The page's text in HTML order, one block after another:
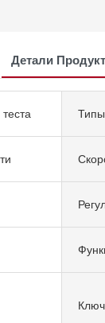
Детали